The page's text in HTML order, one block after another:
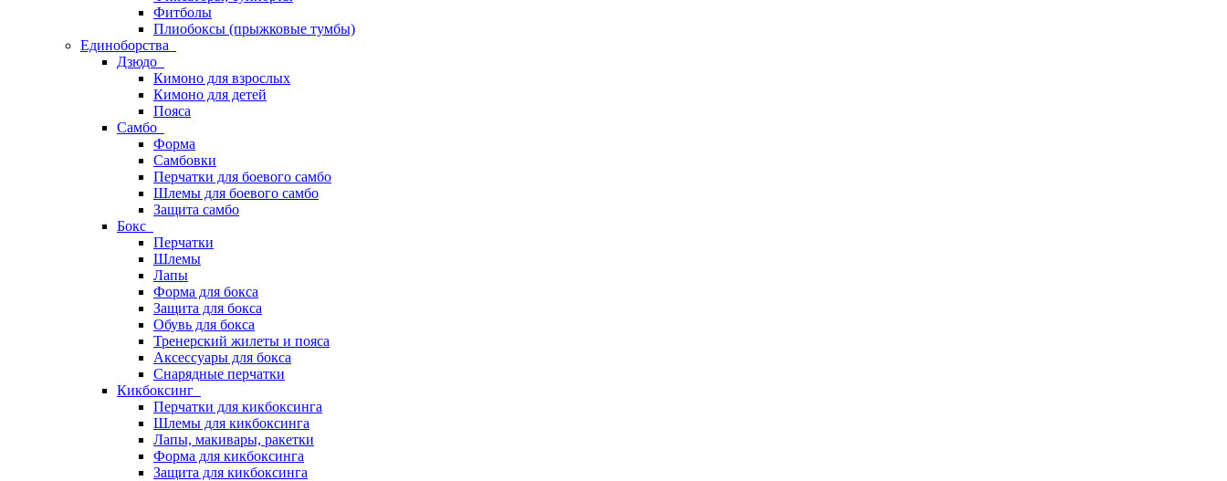
Фитболы
Плиобоксы (прыжковые тумбы)
Единоборства
Дзюдо
Кимоно для взрослых
Кимоно для детей
Пояса
Самбо
Форма
Самбовки
Перчатки для боевого самбо
Шлемы для боевого самбо
Защита самбо
Бокс
Перчатки
Шлемы
Лапы
Форма для бокса
Защита для бокса
Обувь для бокса
Тренерский жилеты и пояса
Аксессуары для бокса
Снарядные перчатки
Кикбоксинг
Перчатки для кикбоксинга
Шлемы для кикбоксинга
Лапы, макивары, ракетки
Форма для кикбоксинга
Защита для кикбоксинга